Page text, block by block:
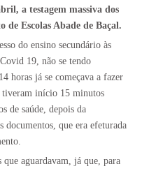
a testagem massiva dos
de Escolas Abade de Baçal.
do ensino secundário às
19, não se tendo
horas já se começava a fazer
tiveram início 15 minutos
de saúde, depois da
documentos, que era efeturada
aguardavam, já que, para